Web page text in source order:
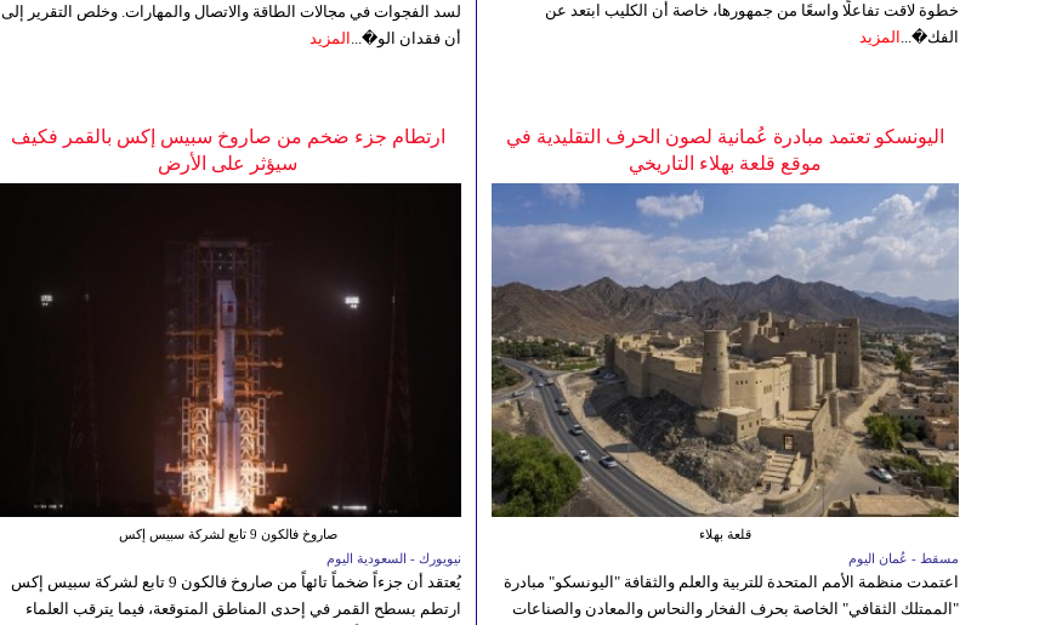
لسد الفجوات في مجالات الطاقة والاتصال والمهارات. وخلص التقرير إلى
أن فقدان الو�... المزيد
خطوة لاقت تفاعلًا واسعًا من جمهورها، خاصة أن الكليب ابتعد عن
الفك�... المزيد
ارتطام جزء ضخم من صاروخ سبيس إكس بالقمر فكيف
سيؤثر على الأرض
صاروخ فالكون 9 تابع لشركة سبيس إكس
نيويورك - السعودية اليوم
يُعتقد أن جزءاً ضخماً تائهاً من صاروخ فالكون 9 تابع لشركة سبيس إكس
ارتطم بسطح القمر في إحدى المناطق المتوقعة، فيما يترقب العلماء
اليونسكو تعتمد مبادرة عُمانية لصون الحرف التقليدية في
موقع قلعة بهلاء التاريخي
قلعة بهلاء
مسقط - عُمان اليوم
اعتمدت منظمة الأمم المتحدة للتربية والعلم والثقافة "اليونسكو" مبادرة
"الممتلك الثقافي" الخاصة بحرف الفخار والنحاس والمعادن والصناعات